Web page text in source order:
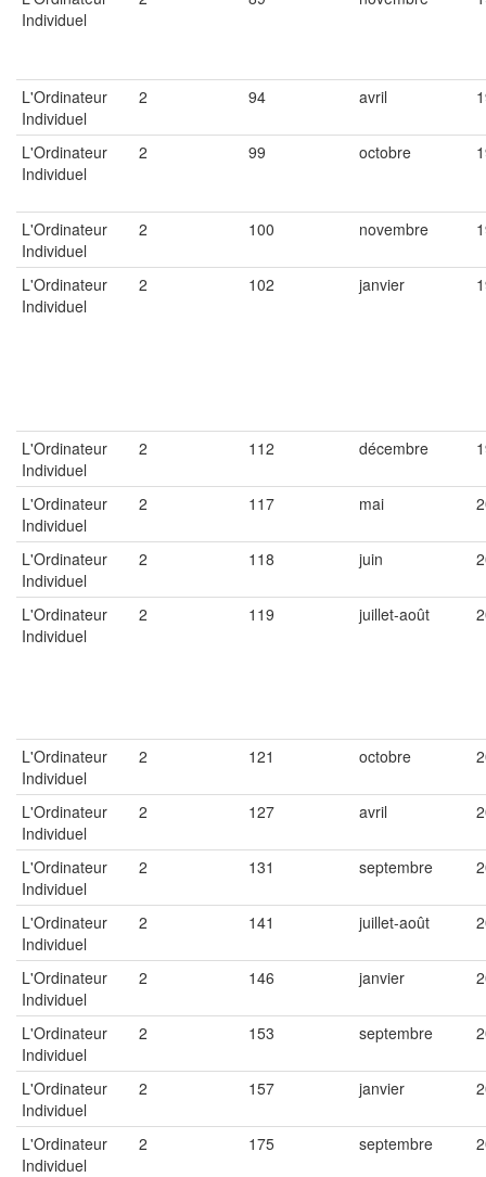
Individuel
L'Ordinateur
Individuel
2 94 avril
L'Ordinateur
Individuel
2 99 octobre
L'Ordinateur
Individuel
2 100 novembre
L'Ordinateur
Individuel
2 102 janvier
L'Ordinateur
Individuel
2 112 décembre
L'Ordinateur
Individuel
2 117 mai
L'Ordinateur
Individuel
2 118 juin
L'Ordinateur
Individuel
2 119 juillet-août
L'Ordinateur
Individuel
2 121 octobre
L'Ordinateur
Individuel
2 127 avril
L'Ordinateur
Individuel
2 131 septembre
L'Ordinateur
Individuel
2 141 juillet-août
L'Ordinateur
Individuel
2 146 janvier
L'Ordinateur
Individuel
2 153 septembre
L'Ordinateur
Individuel
2 157 janvier
L'Ordinateur
Individuel
2 175 septembre